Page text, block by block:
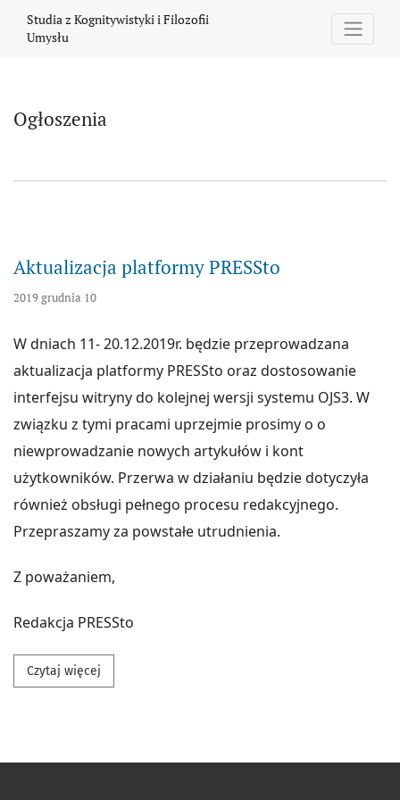
Ogłoszenia
Studia z Kognitywistyki i Filozofii
Umysłu
Ogłoszenia
Aktualizacja platformy PRESSto
2019 grudnia 10
W dniach 11- 20.12.2019r. będzie przeprowadzana
aktualizacja platformy PRESSto oraz dostosowanie
interfejsu witryny do kolejnej wersji systemu OJS3. W
związku z tymi pracami uprzejmie prosimy o o
niewprowadzanie nowych artykułów i kont
użytkowników. Przerwa w działaniu będzie dotyczyła
również obsługi pełnego procesu redakcyjnego.
Przepraszamy za powstałe utrudnienia.
Z poważaniem,
Redakcja PRESSto
Czytaj więcej